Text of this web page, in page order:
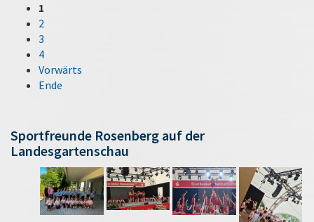
1
2
3
4
Vorwärts
Ende
Sportfreunde Rosenberg auf der
Landesgartenschau